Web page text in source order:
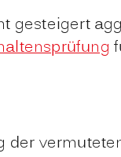
gesteigert
der